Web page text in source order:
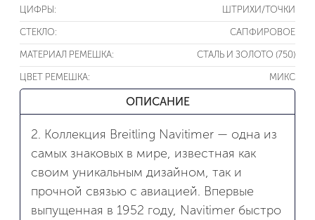
ЦИФРЫ: ШТРИХИ/ТОЧКИ
СТЕКЛО: САПФИРОВОЕ
МАТЕРИАЛ РЕМЕШКА: СТАЛЬ И ЗОЛОТО (750)
ЦВЕТ РЕМЕШКА: МИКС
ОПИСАНИЕ
2. Коллекция Breitling Navitimer — одна из
самых знаковых в мире, известная как
своим уникальным дизайном, так и
прочной связью с авиацией. Впервые
выпущенная в 1952 году, Navitimer быстро